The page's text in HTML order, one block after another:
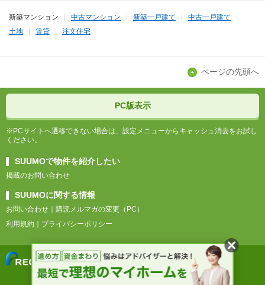
新築マンション 中古マンション 新築一戸建て
中古一戸建て
土地
賃貸 注文住宅
ページの先頭へ
PC版表示
※PCサイトへ遷移できない場合は、設定メニューからキャッシュ消去をお試し
ください。
SUUMOで物件を紹介したい
掲載のお問い合わせ
SUUMOに関する情報
お問い合わせ
購読メルマガの変更（PC）
利用規約
プライバシーポリシー